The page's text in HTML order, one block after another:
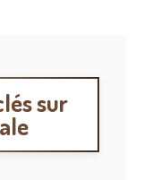
sur